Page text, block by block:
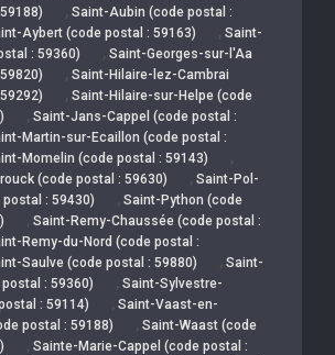
, Saint-Aubin (code postal :
Aybert (code postal : 59163) , Saint-
: 59360)
, Saint-Georges-sur-l'Aa
, Saint-Hilaire-lez-Cambrai
, Saint-Hilaire-sur-Helpe (code
, Saint-Jans-Cappel (code postal :
Martin-sur-Ecaillon (code postal :
Momelin (code postal : 59143) ,
(code postal : 59630) , Saint-Pol-
: 59430)
, Saint-Python (code
, Saint-Remy-Chaussée (code postal :
Remy-du-Nord (code postal :
Saulve (code postal : 59880) , Saint-
: 59360)
, Saint-Sylvestre-
: 59114)
, Saint-Vaast-en-
postal : 59188)
, Saint-Waast (code
, Sainte-Marie-Cappel (code postal :